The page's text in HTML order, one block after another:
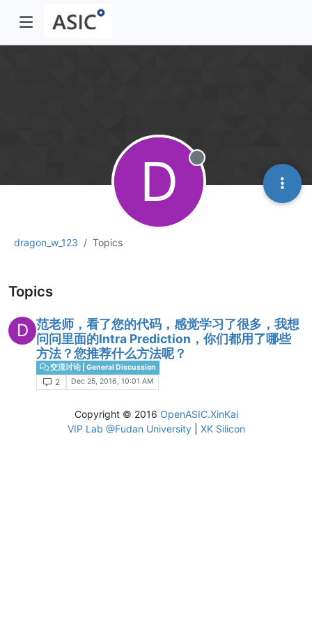
dragon_w_123 Topics
D Offline
Topics
D 范老师，看了您的代码，感觉学习了很多，我想
问问里面的Intra Prediction，你们都用了哪些
方法？您推荐什么方法呢？
交流讨论 | General Discussion
2 Dec 25, 2016, 10:01 AM
Copyright © 2016 OpenASIC.XinKai
VIP Lab @Fudan University| XK Silicon